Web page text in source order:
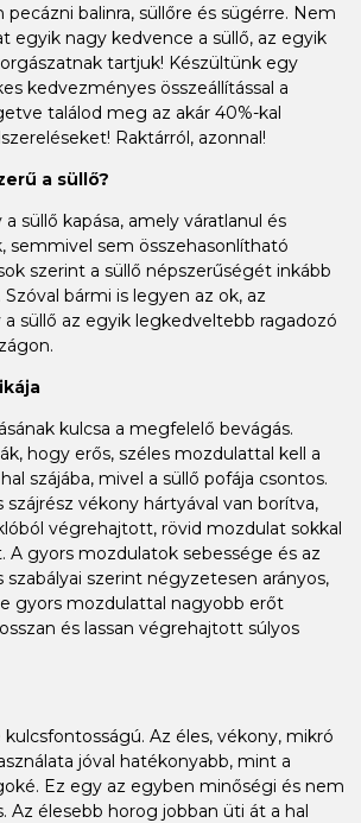
balinra, süllőre és sügérre. Nem
egyik nagy kedvence a süllő, az egyik
tartjuk! Készültünk egy
kedvezményes összeállítással a
találod meg az akár 40%-kal
Raktárról, azonnal!
a süllő?
süllő kapása, amely váratlanul és
semmivel sem összehasonlítható
szerint a süllő népszerűségét inkább
Szóval bármi is legyen az ok, az
süllő az egyik legkedveltebb ragadozó
kulcsa a megfelelő bevágás.
hogy erős, széles mozdulattal kell a
szájába, mivel a süllő pofája csontos.
szájrész vékony hártyával van borítva,
végrehajtott, rövid mozdulat sokkal
A gyors mozdulatok sebessége és az
szabályai szerint négyzetesen arányos,
gyors mozdulattal nagyobb erőt
és lassan végrehajtott súlyos
Az éles, vékony, mikró
jóval hatékonyabb, mint a
Ez egy az egyben minőségi és nem
Az élesebb horog jobban üti át a hal